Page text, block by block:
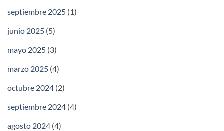
septiembre 2025 (1)
junio 2025 (5)
mayo 2025 (3)
marzo 2025 (4)
octubre 2024 (2)
septiembre 2024 (4)
agosto 2024 (4)